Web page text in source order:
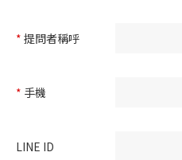
* 提問者稱呼
* 手機
LINE ID